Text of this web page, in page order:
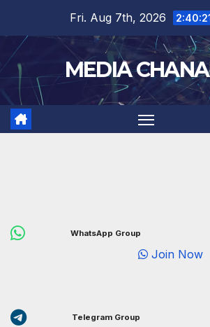
Fri. Aug 7th, 2026
MEDIA
WhatsApp Group
Join
Telegram Group